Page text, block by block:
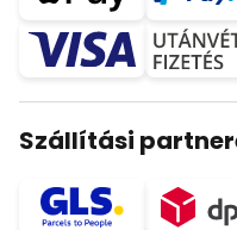
Szállítási